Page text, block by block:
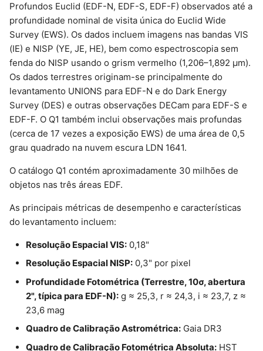
p
e
s
q
u
i
s
Profundos Euclid (EDF-N, EDF-S, EDF-F) observados até a
profundidade nominal de visita única do Euclid Wide
Survey (EWS). Os dados incluem imagens nas bandas VIS
(IE) e NISP (YE, JE, HE), bem como espectroscopia sem
fenda do NISP usando o grism vermelho (1,206–1,892 µm).
Os dados terrestres originam-se principalmente do
levantamento UNIONS para EDF-N e do Dark Energy
Survey (DES) e outras observações DECam para EDF-S e
EDF-F. O Q1 também inclui observações mais profundas
(cerca de 17 vezes a exposição EWS) de uma área de 0,5
grau quadrado na nuvem escura LDN 1641.
O catálogo Q1 contém aproximadamente 30 milhões de
objetos nas três áreas EDF.
As principais métricas de desempenho e características
do levantamento incluem:
Resolução Espacial VIS: 0,18"
Resolução Espacial NISP: 0,3" por pixel
Profundidade Fotométrica (Terrestre, 10σ, abertura
2", típica para EDF-N): g ≈ 25,3, r ≈ 24,3, i ≈ 23,7, z ≈
23,6 mag
Quadro de Calibração Astrométrica: Gaia DR3
Quadro de Calibração Fotométrica Absoluta: HST